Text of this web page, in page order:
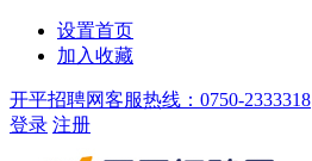
设置首页
加入收藏
开平招聘网客服热线：0750-2333318
登录 注册